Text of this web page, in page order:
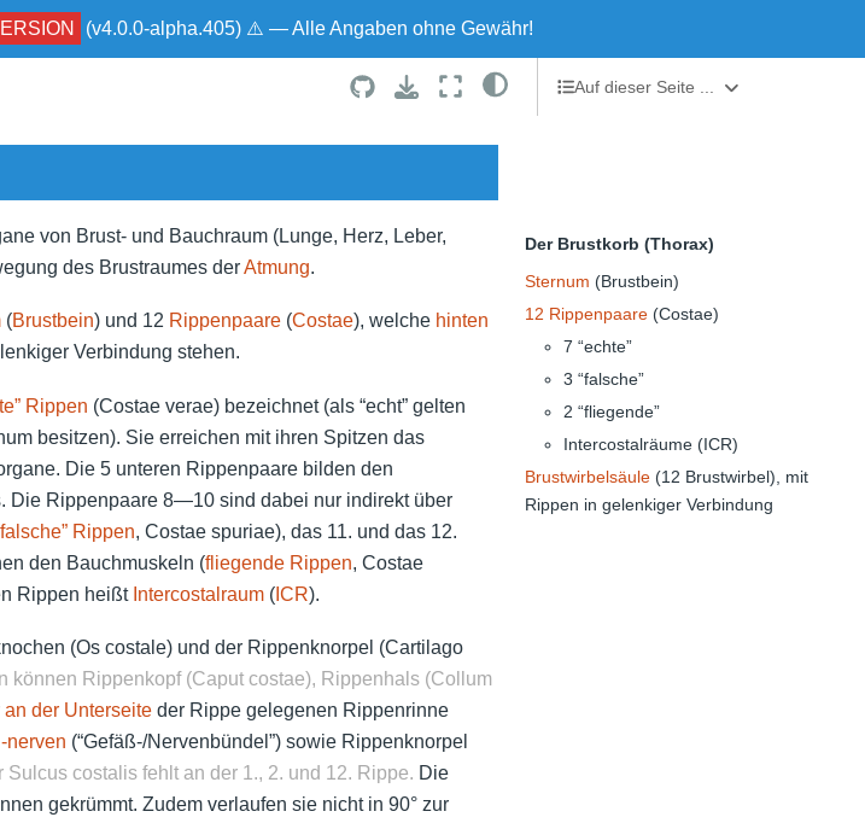
(v4.0.0-alpha.405) ⚠ — Alle Angaben ohne Gewähr!
Der Brustkorb (Thorax)
Sternum (Brustbein)
12 Rippenpaare (Costae)
7 “echte”
3 “falsche”
2 “fliegende”
Intercostalräume (ICR)
Brustwirbelsäule (12 Brustwirbel), mit
Rippen in gelenkiger Verbindung
von Brust- und Bauchraum (Lunge, Herz, Leber,
des Brustraumes derAtmung.
(Brustbein) und 12 Rippenpaare(Costae), welche hinten
Verbindung stehen.
Rippen (Costae verae) bezeichnet (als “echt” gelten
besitzen). Sie erreichen mit ihren Spitzen das
Die 5 unteren Rippenpaare bilden den
Die Rippenpaare 8—10 sind dabei nur indirekt über
Rippen, Costae spuriae), das 11. und das 12.
den Bauchmuskeln (fliegende Rippen, Costae
Rippen heißt Intercostalraum(ICR).
(Os costale) und der Rippenknorpel (Cartilago
können Rippenkopf (Caput costae), Rippenhals (Collum
an der Unterseiteder Rippe gelegenen Rippenrinne
-nerven (“Gefäß-/Nervenbündel”) sowie Rippenknorpel
Sulcus costalis fehlt an der 1., 2. und 12. Rippe. Die
gekrümmt. Zudem verlaufen sie nicht in 90° zur
Auf dieser Seite ...